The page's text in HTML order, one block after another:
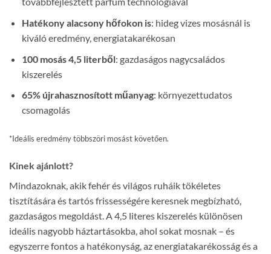
Hatékony alacsony hőfokon is: hideg vizes mosásnál is
kiváló eredmény, energiatakarékosan
100 mosás 4,5 literből: gazdaságos nagycsaládos
kiszerelés
65% újrahasznosított műanyag: környezettudatos
csomagolás
*Ideális eredmény többszöri mosást követően.
Kinek ajánlott?
Mindazoknak, akik fehér és világos ruháik tökéletes
tisztítására és tartós frissességére keresnek megbízható,
gazdaságos megoldást. A 4,5 literes kiszerelés különösen
ideális nagyobb háztartásokba, ahol sokat mosnak – és
egyszerre fontos a hatékonyság, az energiatakarékosság és a